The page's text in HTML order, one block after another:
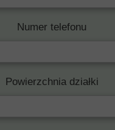
Numer telefonu
Powierzchnia działki